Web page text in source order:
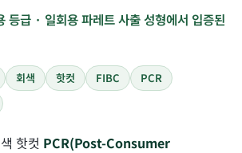
등급 · 일회용 파레트 사출 성형에서 입증된
회색 핫컷 FIBC
PCR
핫컷 PCR(Post-Consumer